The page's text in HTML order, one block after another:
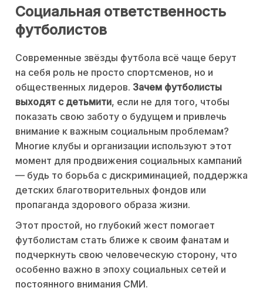
Социальная ответственность
футболистов
Современные звёзды футбола всё чаще берут
на себя роль не просто спортсменов, но и
общественных лидеров. Зачем футболисты
выходят с детьмити, если не для того, чтобы
показать свою заботу о будущем и привлечь
внимание к важным социальным проблемам?
Многие клубы и организации используют этот
момент для продвижения социальных кампаний
— будь то борьба с дискриминацией, поддержка
детских благотворительных фондов или
пропаганда здорового образа жизни.
Этот простой, но глубокий жест помогает
футболистам стать ближе к своим фанатам и
подчеркнуть свою человеческую сторону, что
особенно важно в эпоху социальных сетей и
постоянного внимания СМИ.